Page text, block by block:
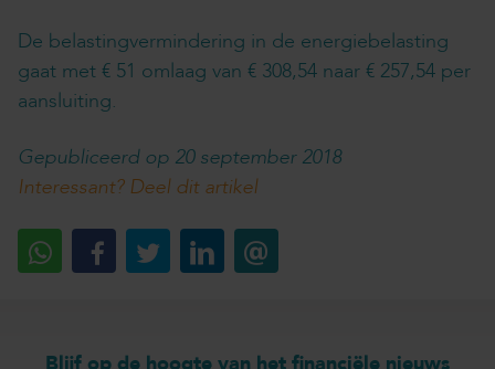
De belastingvermindering in de energiebelasting
gaat met € 51 omlaag van € 308,54 naar € 257,54 per
aansluiting.
Gepubliceerd op 20 september 2018
Interessant? Deel dit artikel